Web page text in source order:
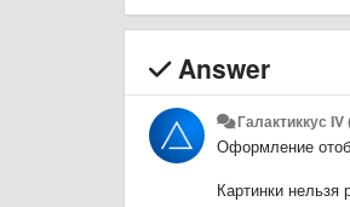
Answer
Галактиккус
Оформление
Картинки нельзя